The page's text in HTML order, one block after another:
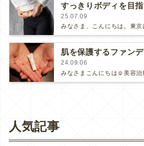
25.07.09
肌を保護するファン
24.09.06
人気記事